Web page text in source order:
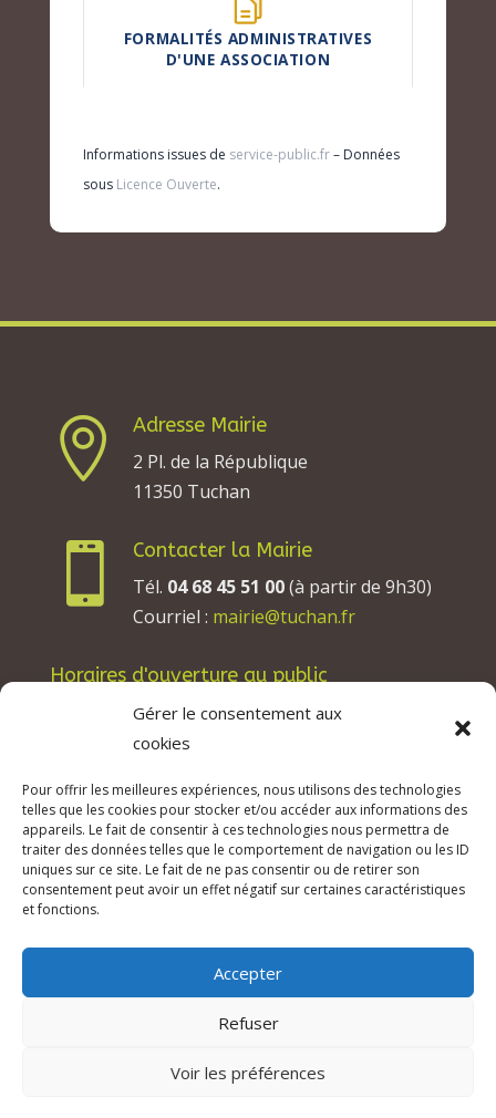
Gérer le consentement aux
cookies
Pour offrir les meilleures expériences, nous utilisons des technologies
telles que les cookies pour stocker et/ou accéder aux informations des
appareils. Le fait de consentir à ces technologies nous permettra de
traiter des données telles que le comportement de navigation ou les ID
uniques sur ce site. Le fait de ne pas consentir ou de retirer son
consentement peut avoir un effet négatif sur certaines caractéristiques
et fonctions.
Accepter
Refuser
Voir les préférences
FORMALITÉS ADMINISTRATIVES
D'UNE ASSOCIATION
Informations issues de service-public.fr– Données
sous Licence Ouverte.

Adresse Mairie
2 Pl. de la République
11350 Tuchan

Contacter la Mairie
Tél. 04 68 45 51 00(à partir de 9h30)
Courriel : mairie@tuchan.fr
Horaires d'ouverture au public
Les lundis, mardis et jeudis : de 8h à 12h et de
13h30 à 17h30.
Les vendredis : de 8h à 12h.
© 2026 Mairie de Tuchan | Site Internet réalisé
Mentions légales & Crédits–RGPD Protection
des données